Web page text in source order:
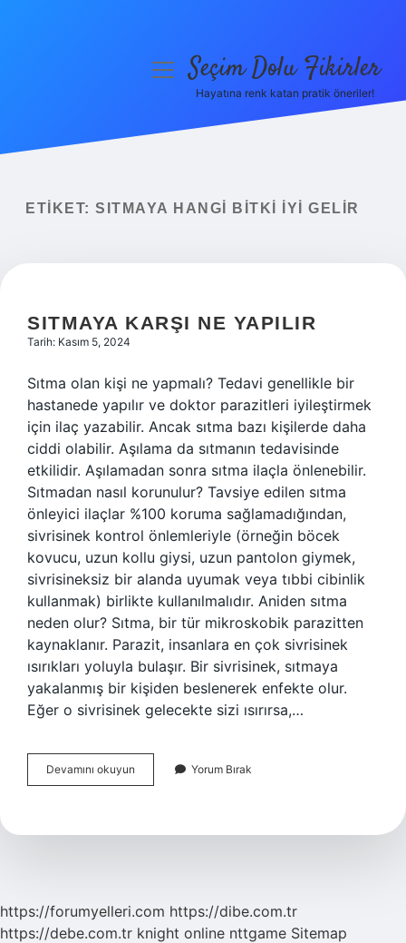
Yasal Uyarı
menüyüSeçim Dolu Fikirler
Hayatına renk katan pratik öneriler!
ETIKET: SITMAYA HANGI BITKI IYI GELIR
SITMAYA KARŞI NE YAPILIR
Tarih: Kasım 5, 2024
Sıtma olan kişi ne yapmalı? Tedavi genellikle bir
hastanede yapılır ve doktor parazitleri iyileştirmek
için ilaç yazabilir. Ancak sıtma bazı kişilerde daha
ciddi olabilir. Aşılama da sıtmanın tedavisinde
etkilidir. Aşılamadan sonra sıtma ilaçla önlenebilir.
Sıtmadan nasıl korunulur? Tavsiye edilen sıtma
önleyici ilaçlar %100 koruma sağlamadığından,
sivrisinek kontrol önlemleriyle (örneğin böcek
kovucu, uzun kollu giysi, uzun pantolon giymek,
sivrisineksiz bir alanda uyumak veya tıbbi cibinlik
kullanmak) birlikte kullanılmalıdır. Aniden sıtma
neden olur? Sıtma, bir tür mikroskobik parazitten
kaynaklanır. Parazit, insanlara en çok sivrisinek
ısırıkları yoluyla bulaşır. Bir sivrisinek, sıtmaya
yakalanmış bir kişiden beslenerek enfekte olur.
Eğer o sivrisinek gelecekte sizi ısırırsa,…
Devamını okuyun Sıtmaya
Karşı
Yorum Bırak
https://forumyelleri.com https://dibe.com.tr
https://debe.com.tr knight online nttgame Sitemap